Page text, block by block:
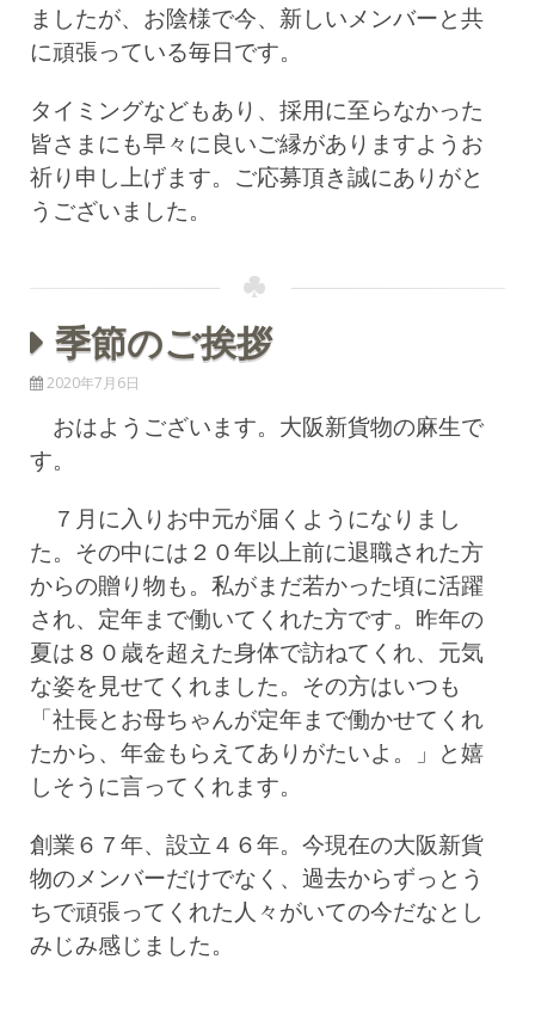
ましたが、お陰様で今、新しいメンバーと共
に頑張っている毎日です。
タイミングなどもあり、採用に至らなかった
皆さまにも早々に良いご縁がありますようお
祈り申し上げます。ご応募頂き誠にありがと
うございました。
季節のご挨拶
2020年7月6日
おはようございます。大阪新貨物の麻生で
す。
７月に入りお中元が届くようになりまし
た。その中には２０年以上前に退職された方
からの贈り物も。私がまだ若かった頃に活躍
され、定年まで働いてくれた方です。 昨年の
夏は８０歳を超えた身体で訪ねてくれ、元気
な姿を見せてくれました。その方はいつも
「社長とお母ちゃんが定年まで働かせてくれ
たから、年金もらえてありがたいよ。」と嬉
しそうに言ってくれます。
創業６７年、設立４６年。今現在の大阪新貨
物のメンバーだけでなく、過去からずっとう
ちで頑張ってくれた人々がいての今だなとし
みじみ感じました。